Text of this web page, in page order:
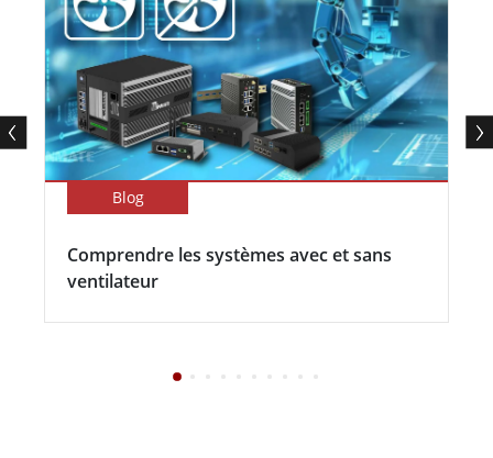
Blog
Comprendre les systèmes avec et sans
ventilateur